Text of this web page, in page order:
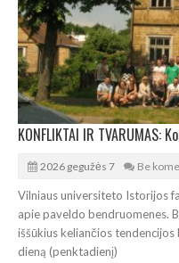
2026 gegužės 7 Be
Vilniaus universiteto Istorijos
apie paveldo bendruomenes.
iššūkius keliančios
dieną (penktadienį)